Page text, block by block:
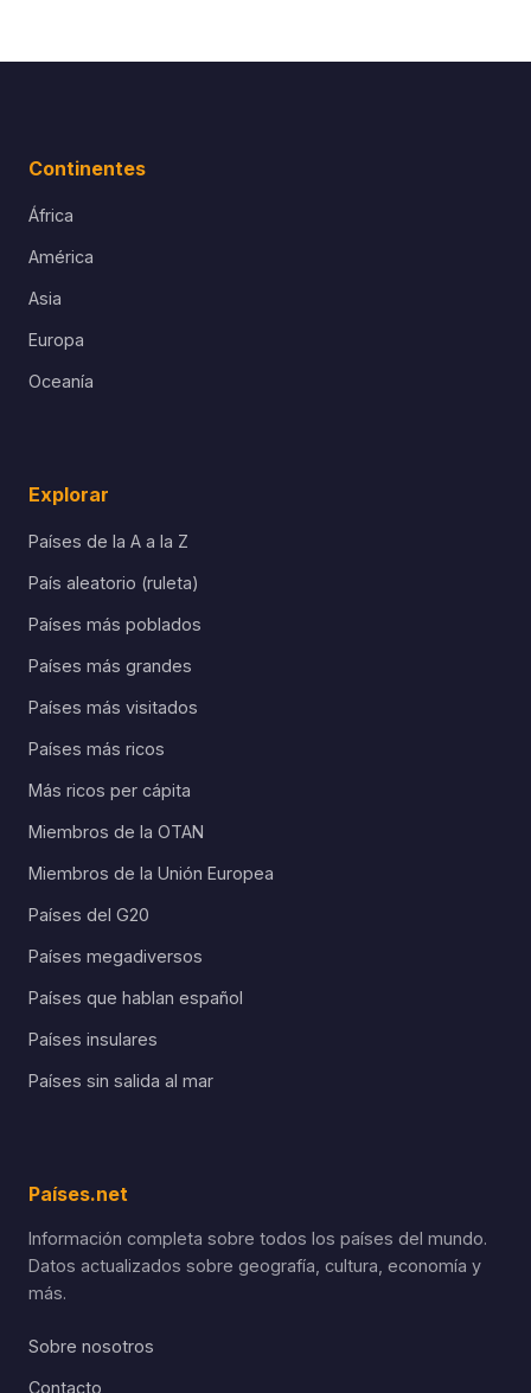
Continentes
África
América
Asia
Europa
Oceanía
Explorar
Países de la A a la Z
País aleatorio (ruleta)
Países más poblados
Países más grandes
Países más visitados
Países más ricos
Más ricos per cápita
Miembros de la OTAN
Miembros de la Unión Europea
Países del G20
Países megadiversos
Países que hablan español
Países insulares
Países sin salida al mar
Países.net
Información completa sobre todos los países del mundo.
Datos actualizados sobre geografía, cultura, economía y
más.
Sobre nosotros
Contacto